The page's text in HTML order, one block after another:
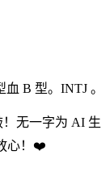
B 型。INTJ 。
无一字为 AI 生
心！❤️